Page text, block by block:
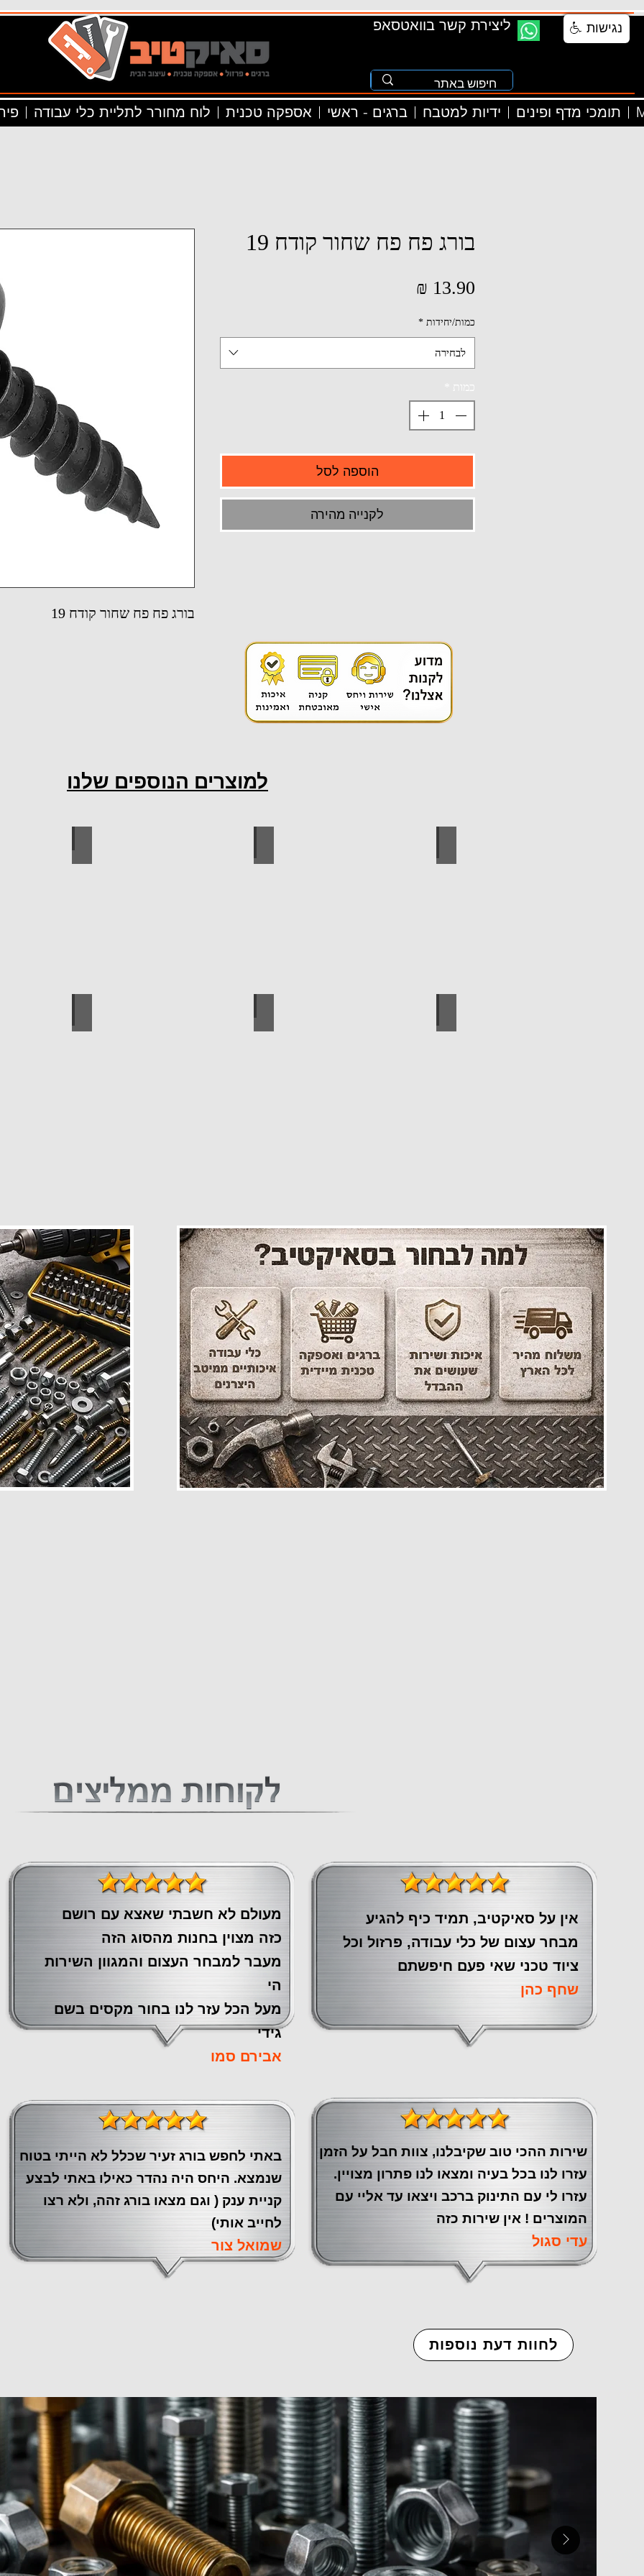
ליצירת קשר בוואטסאפ
לוח מחורר לתליית כלי עבודה אספקה טכנית ברגים - ראשי ידיות למטבח תומכי מדף ופינים
בורג פח פח שחור קודח 19
בורג פח פח שחור קודח 19
כמות/יחידות *
לבחירה
כמות
הוספה לסל
לקנייה מהירה
למוצרים הנוספים שלנו
מעולם לא חשבתי שאצא עם רושם
כזה מצוין ‏בחנות מהסוג הזה
‏מעבר ‏למבחר העצום והמגוון השירות
הי
מעל הכל עזר לנו ‏בחור מקסים בשם
גידי
אבירם סמו
אין על סאיקטיב, תמיד כיף להגיע
מבחר עצום של כלי עבודה, פרזול וכל
ציוד טכני שאי פעם חיפשתם
שחף כהן
שירות ההכי טוב שקיבלנו, צוות חבל על הזמן
עזרו לנו בכל בעיה ומצאו לנו פתרון מצויין.
עזרו לי עם התינוק ברכב ויצאו עד אליי עם
המוצרים ! אין שירות כזה
עדי סגול
באתי לחפש בורג זעיר שכלל לא הייתי בטוח
שנמצא. היחס היה נהדר כאילו באתי לבצע
קניית ענק ( וגם מצאו בורג זהה, ולא רצו
לחייב אותי)
שמואל צור
לחוות דעת נוספות
נגישות